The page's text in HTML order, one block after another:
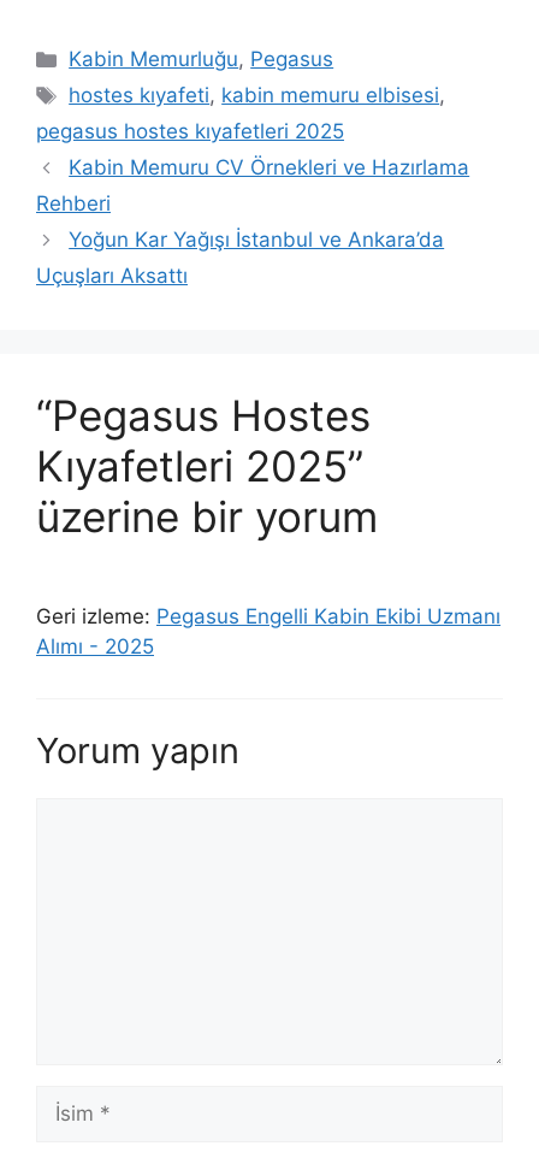
Kategoriler
Kabin Memurluğu, Pegasus
Etiketler
hostes kıyafeti, kabin memuru elbisesi,
pegasus hostes kıyafetleri 2025
Kabin Memuru CV Örnekleri ve Hazırlama
Rehberi
Yoğun Kar Yağışı İstanbul ve Ankara’da
Uçuşları Aksattı
“Pegasus Hostes
Kıyafetleri 2025”
üzerine bir yorum
Geri izleme: Pegasus Engelli Kabin Ekibi Uzmanı
Alımı - 2025
Yorum yapın
İsim